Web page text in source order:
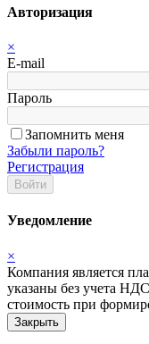
Авторизация
×
E-mail
Пароль
Запомнить меня
Забыли пароль?
Регистрация
Войти
Уведомление
×
Компания является
указаны без учета
стоимость при
Закрыть